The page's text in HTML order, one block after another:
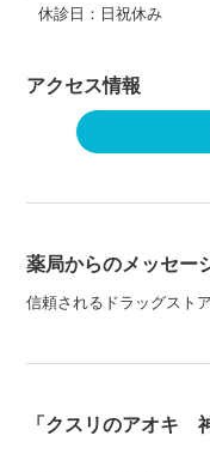
休診日：日祝休み
アクセス情報
薬局からのメッセー
信頼されるドラッグスト
「クスリのアオキ